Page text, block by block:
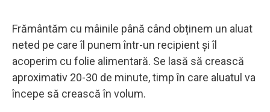
Frământăm cu mâinile până când obținem un aluat
neted pe care îl punem într-un recipient și îl
acoperim cu folie alimentară. Se lasă să crească
aproximativ 20-30 de minute, timp în care aluatul va
începe să crească în volum.